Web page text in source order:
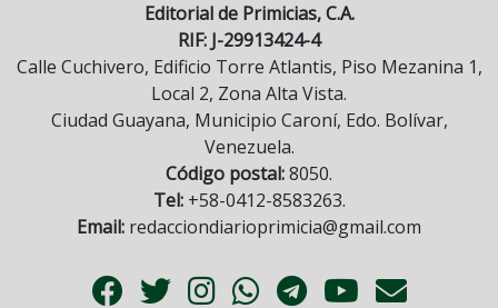
Editorial de Primicias, C.A.
RIF: J-29913424-4
Calle Cuchivero, Edificio Torre Atlantis, Piso Mezanina 1,
Local 2, Zona Alta Vista.
Ciudad Guayana, Municipio Caroní, Edo. Bolívar,
Venezuela.
Código postal:8050.
Tel:+58-0412-8583263.
Email: redacciondiarioprimicia@gmail.com